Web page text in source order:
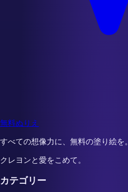
無料ぬりえ
すべての想像力に、無料の塗り絵を。
クレヨンと愛をこめて。
カテゴリー